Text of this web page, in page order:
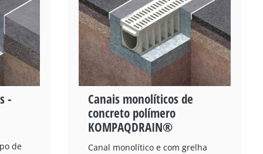
-
de
Canais monolíticos de
concreto polímero
KOMPAQDRAIN®
Canal monolítico e com grelha